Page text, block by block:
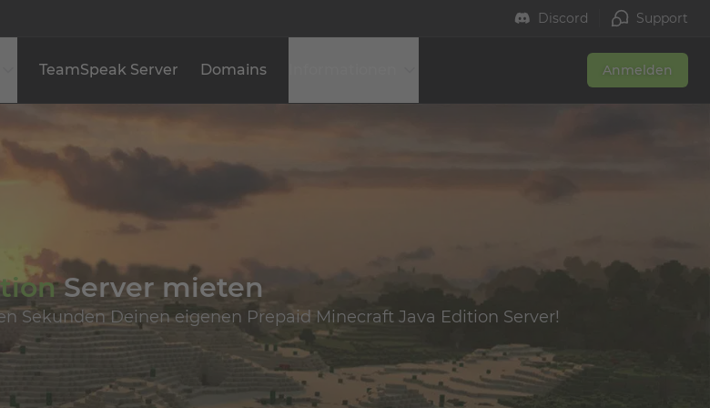
Discord Support
TeamSpeak Server Domains Anmelden
Server mieten
Sekunden Deinen eigenen Prepaid Minecraft Java Edition Server!
Geringe Latenz Made in Germany